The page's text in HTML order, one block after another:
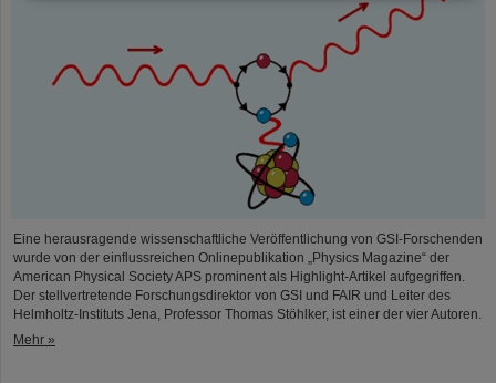
Eine herausragende wissenschaftliche Veröffentlichung von GSI-Forschenden
wurde von der einflussreichen Onlinepublikation „Physics Magazine“ der
American Physical Society APS prominent als Highlight-Artikel aufgegriffen.
Der stellvertretende Forschungsdirektor von GSI und FAIR und Leiter des
Helmholtz-Instituts Jena, Professor Thomas Stöhlker, ist einer der vier Autoren.
Mehr »